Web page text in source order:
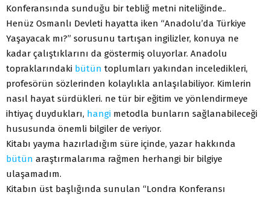
Konferansında sunduğu bir tebliğ metni niteliğinde..
Henüz Osmanlı Devleti hayatta iken “Anadolu’da Türkiye
Yaşayacak mı?” sorusunu tartışan ingilizler, konuya ne
kadar çalıştıklarını da göstermiş oluyorlar. Anadolu
topraklarındaki bütün toplumları yakından inceledikleri,
profesörün sözlerinden kolaylıkla anlaşılabiliyor. Kimlerin
nasıl hayat sürdükleri. ne tür bir eğitim ve yönlendirmeye
ihtiyaç duydukları, hangi metodla bunların sağlanabileceği
hususunda önemli bilgiler de veriyor.
Kitabı yayma hazırladığım süre içinde, yazar hakkında
bütün araştırmalarıma rağmen herhangi bir bilgiye
ulaşamadım.
Kitabın üst başlığında sunulan “Londra Konferansı